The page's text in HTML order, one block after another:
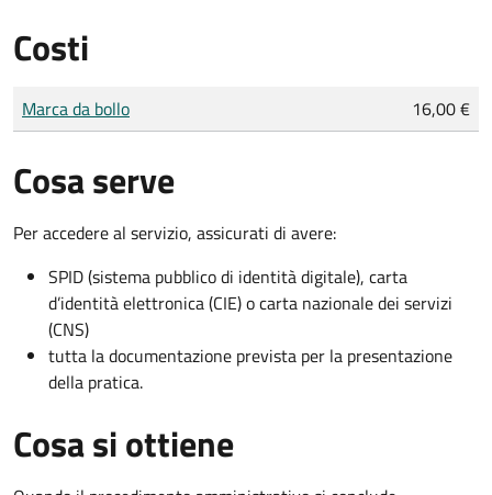
Costi
Tipo di pagamento
Importo
Marca da bollo 16,00 €
Cosa serve
Per accedere al servizio, assicurati di avere:
SPID (sistema pubblico di identità digitale), carta
d’identità elettronica (CIE) o carta nazionale dei servizi
(CNS)
tutta la documentazione prevista per la presentazione
della pratica.
Cosa si ottiene